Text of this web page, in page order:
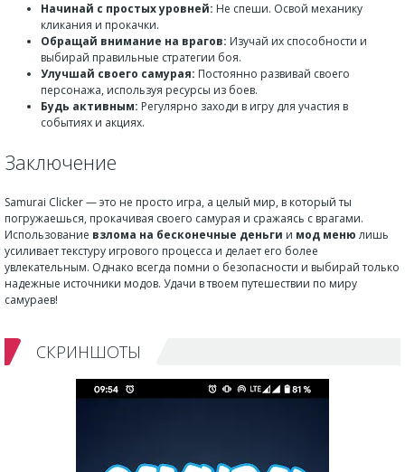
Начинай с простых уровней: Не спеши. Освой механику
кликания и прокачки.
Обращай внимание на врагов: Изучай их способности и
выбирай правильные стратегии боя.
Улучшай своего самурая: Постоянно развивай своего
персонажа, используя ресурсы из боев.
Будь активным: Регулярно заходи в игру для участия в
событиях и акциях.
Заключение
Samurai Clicker — это не просто игра, а целый мир, в который ты
погружаешься, прокачивая своего самурая и сражаясь с врагами.
Использование взлома на бесконечные деньги и мод меню лишь
усиливает текстуру игрового процесса и делает его более
увлекательным. Однако всегда помни о безопасности и выбирай только
надежные источники модов. Удачи в твоем путешествии по миру
самураев!
СКРИНШОТЫ